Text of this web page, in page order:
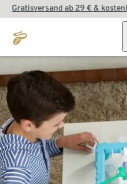
Gratisversand ab 29 € &